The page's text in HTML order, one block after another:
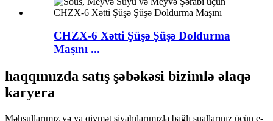
CHZX-6 Xətti Şüşə Şüşə Doldurma
Maşını ...
haqqımızda satış şəbəkəsi bizimlə əlaqə
karyera
Məhsullarımız və ya qiymət siyahılarımızla bağlı suallarınız üçün e-